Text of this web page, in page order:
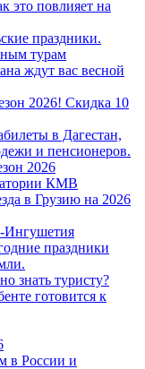
это повлияет на
праздники.
турам
ждут вас весной
2026! Скидка 10
в Дагестан,
и пенсионеров.
2026
КМВ
в Грузию на 2026
Ингушетия
праздники
знать туристу?
готовится к
в России и